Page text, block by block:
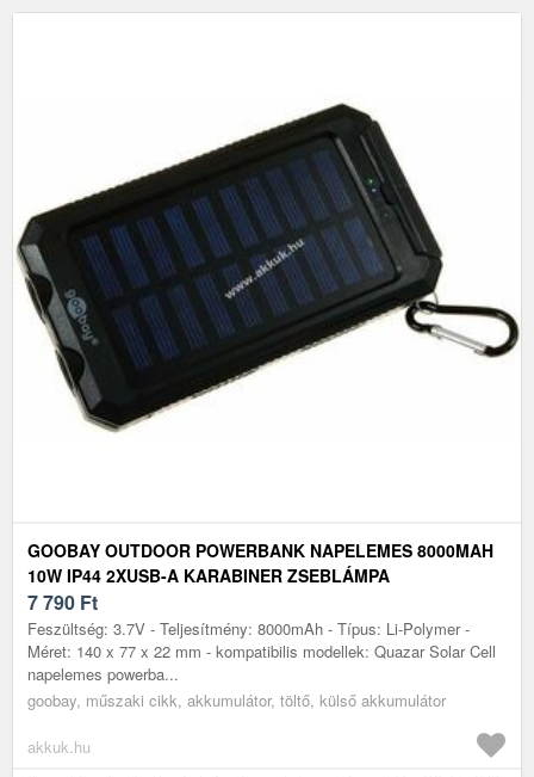
GOOBAY OUTDOOR POWERBANK NAPELEMES 8000MAH
10W IP44 2XUSB-A KARABINER ZSEBLÁMPA
7 790 Ft
Feszültség: 3.7V - Teljesítmény: 8000mAh - Típus: Li-Polymer -
Méret: 140 x 77 x 22 mm - kompatibilis modellek: Quazar Solar Cell
napelemes powerba...
goobay, műszaki cikk, akkumulátor, töltő, külső akkumulátor
akkuk.hu